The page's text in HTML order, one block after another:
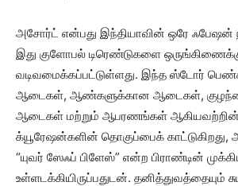
அசோர்ட் என்பது இந்தியாவின் ஒரே
இது குளோபல் டிரெண்டுகளை
வடிவமைக்கப்பட்டுள்ளது. இந்த ஸ்டோர்
ஆடைகள், ஆண்களுக்கான ஆடைகள்,
ஆடைகள் மற்றும் ஆபரணங்கள்
க்யூரேஷன்களின் தொகுப்பைக் காட்டுகிறது,
“யுவர் ஸேஃப் பிளேஸ்” என்ற பிராண்டின்
உள்ளடக்கியிருப்பதுடன். தனித்துவத்தையும்